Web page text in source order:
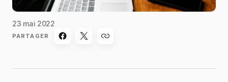
23 mai 2022
PARTAGER